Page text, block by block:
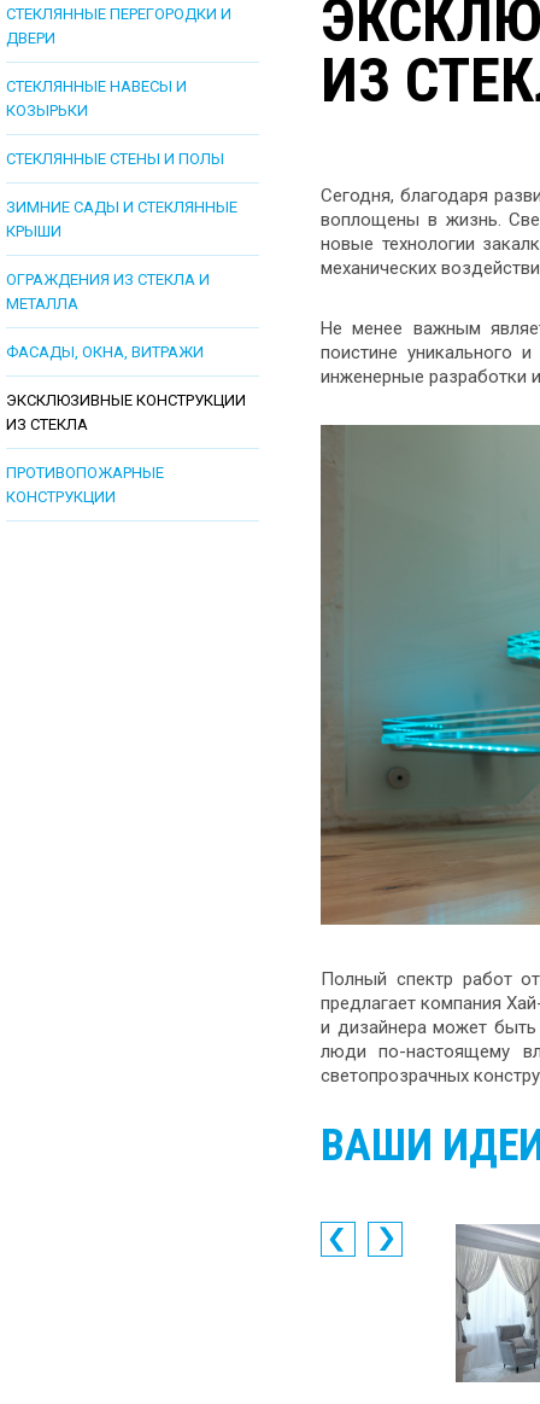
СТЕКЛЯННЫЕ ПЕРЕГОРОДКИ И
ДВЕРИ
СТЕКЛЯННЫЕ НАВЕСЫ И
КОЗЫРЬКИ
СТЕКЛЯННЫЕ СТЕНЫ И ПОЛЫ
ЗИМНИЕ САДЫ И СТЕКЛЯННЫЕ
КРЫШИ
ОГРАЖДЕНИЯ ИЗ СТЕКЛА И
МЕТАЛЛА
ФАСАДЫ, ОКНА, ВИТРАЖИ
ЭКСКЛЮЗИВНЫЕ КОНСТРУКЦИИ
ИЗ СТЕКЛА
ПРОТИВОПОЖАРНЫЕ
КОНСТРУКЦИИ
ИЗ
Сегодня, благодаря
воплощены в жизнь.
новые технологии
механических
Не менее важным
поистине уникального
инженерные разработки
Полный спектр работ
предлагает компания
и дизайнера может быть
люди по-настоящему
светопрозрачных
ВАШИ